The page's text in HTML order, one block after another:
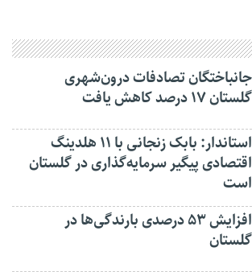
جانباختگان تصادفات درون‌شهری
گلستان ۱۷ درصد کاهش یافت
استاندار: بابک زنجانی با ۱۱ هلدینگ
اقتصادی پیگیر سرمایه‌گذاری در گلستان
است
افزایش ۵۳ درصدی بارندگی‌ها در
گلستان